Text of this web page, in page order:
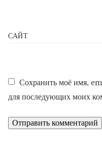
САЙТ
Сохранить моё имя,
для последующих моих